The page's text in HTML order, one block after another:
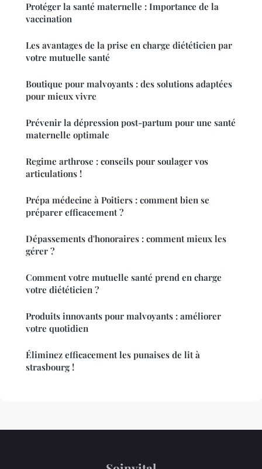
Protéger la santé maternelle : Importance de la
vaccination
Les avantages de la prise en charge diététicien par
votre mutuelle santé
Boutique pour malvoyants : des solutions adaptées
pour mieux vivre
Prévenir la dépression post-partum pour une santé
maternelle optimale
Regime arthrose : conseils pour soulager vos
articulations !
Prépa médecine à Poitiers : comment bien se
préparer efficacement ?
Dépassements d'honoraires : comment mieux les
gérer ?
Comment votre mutuelle santé prend en charge
votre diététicien ?
Produits innovants pour malvoyants : améliorer
votre quotidien
Éliminez efficacement les punaises de lit à
strasbourg !